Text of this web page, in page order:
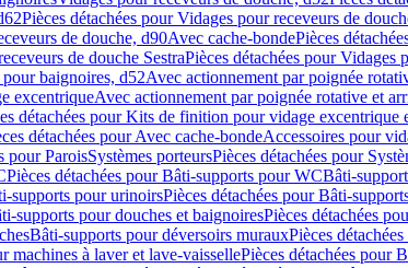
Pièces détachées pour Vidages pour receveurs de
de douche, d90Avec cache-bondePièces
de douche SestraPièces détachées pour Vidages
baignoires, d52Avec actionnement par poignée
excentriqueAvec actionnement par poignée rotative et
détachées pour Kits de finition pour vidage excentrique
détachées pour Avec cache-bondeAccessoires pour
pour ParoisSystèmes porteursPièces détachées pour
Pièces détachées pour Bâti-supports pour WCBâti-
supports pour urinoirsPièces détachées pour Bâti-
supports pour douches et baignoiresPièces détachées
Bâti-supports pour déversoirs murauxPièces
machines à laver et lave-vaissellePièces détachées pour